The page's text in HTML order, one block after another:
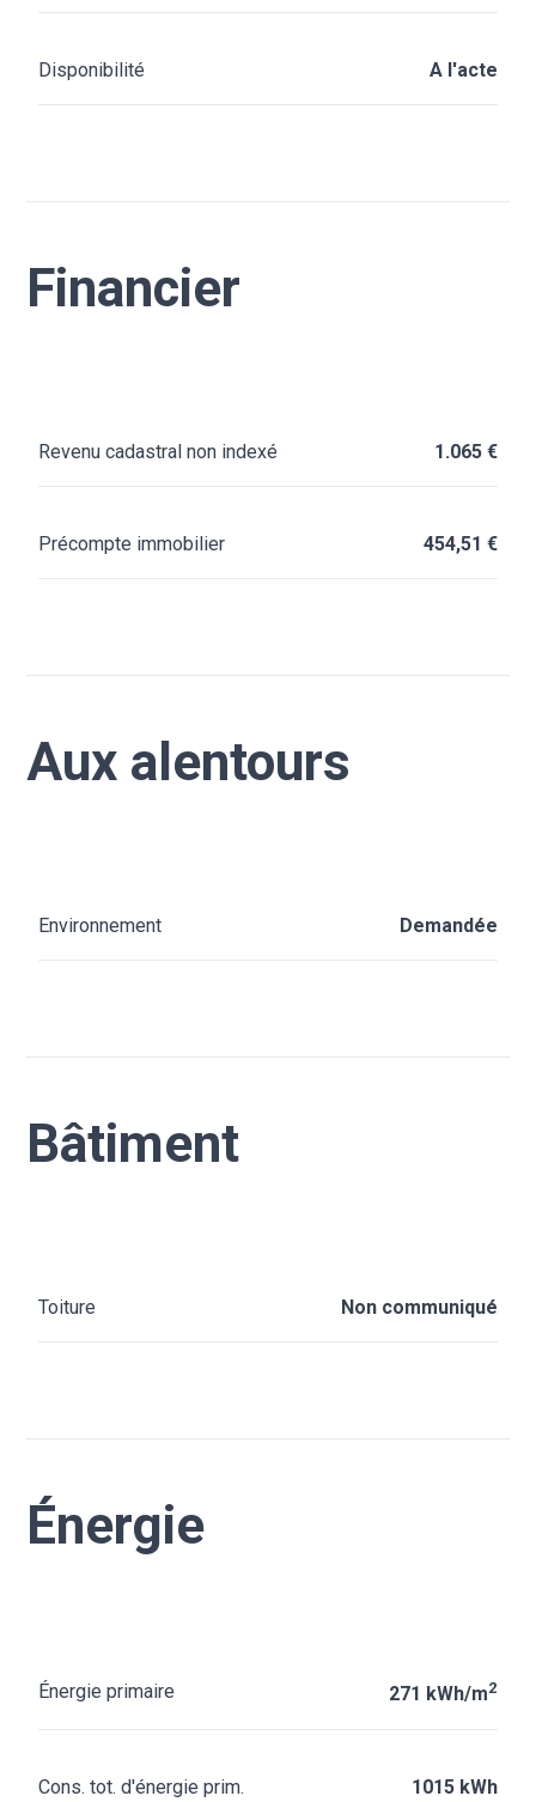
Disponibilité A l'acte
Financier
Revenu cadastral non indexé 1.065 €
Précompte immobilier 454,51 €
Aux alentours
Environnement Demandée
Bâtiment
Toiture Non communiqué
Énergie
Énergie primaire 271 kWh/m2
Cons. tot. d'énergie prim. 1015 kWh